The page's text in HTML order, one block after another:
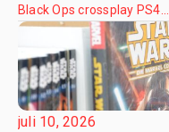
Black Ops crossplay PS4...
juli 10, 2026